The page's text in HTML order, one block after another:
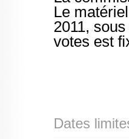
Le
2011,
votes est
Dates